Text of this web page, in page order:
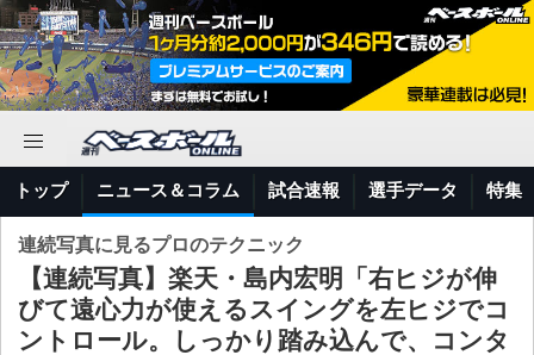
トップ ニュース＆コラム 試合速報 選手データ 特集
連続写真に見るプロのテクニック
【連続写真】楽天・島内宏明「右ヒジが伸
びて遠心力が使えるスイングを左ヒジでコ
ントロール。しっかり踏み込んで、コンタ